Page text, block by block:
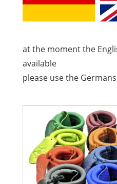
at the moment the
available
please use the